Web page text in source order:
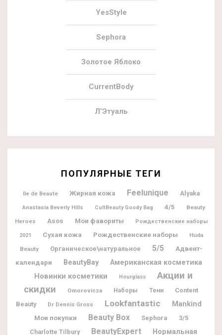
YesStyle
Sephora
Золотое Яблоко
CurrentBody
Л’Этуаль
ПОПУЛЯРНЫЕ ТЕГИ
Ile de Beaute Жирная кожа Feelunique Alyaka
Anastasia Beverly Hills CultBeauty Goody Bag 4/5
Beauty
Heroes
Asos Мои фавориты Рождественские наборы
2021 Сухая кожа Рождественские наборы
Huda
Beauty
Органическое\натуральное 5/5
Адвент-
календари
BeautyBay Американская косметика
Новинки косметики Hourglass
Акции и
скидки
Omorovicza Наборы Тени
Content
Beauty
Dr Dennis Gross Lookfantastic Mankind
Мои покупки Beauty Box Sephora
3/5
Charlotte Tilbury
BeautyExpert
Нормальная